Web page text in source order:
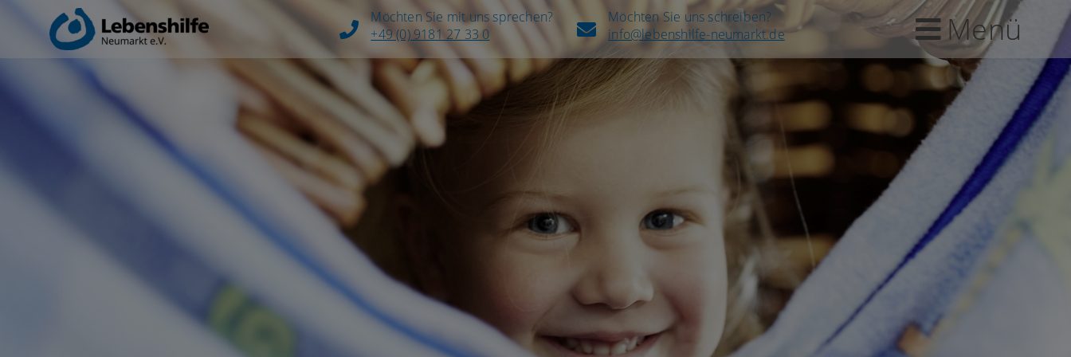
Möchten Sie mit uns sprechen?
+49 (0) 9181 27 33 0
Möchten Sie uns schreiben?
info@lebenshilfe-neumarkt.de
Menü